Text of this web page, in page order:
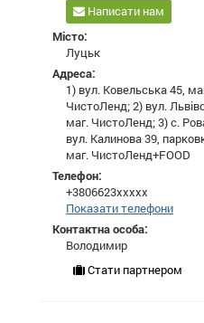
Написати нам
Місто:
Луцьк
Адреса:
1) вул. Ковельська 45,
ЧистоЛенд; 2) вул.
маг. ЧистоЛенд; 3) с.
вул. Калинова 39,
маг. ЧистоЛенд+FOOD
Телефон:
+3806623xxxxx
Показати телефони
Контактна особа:
Володимир
Стати партнером